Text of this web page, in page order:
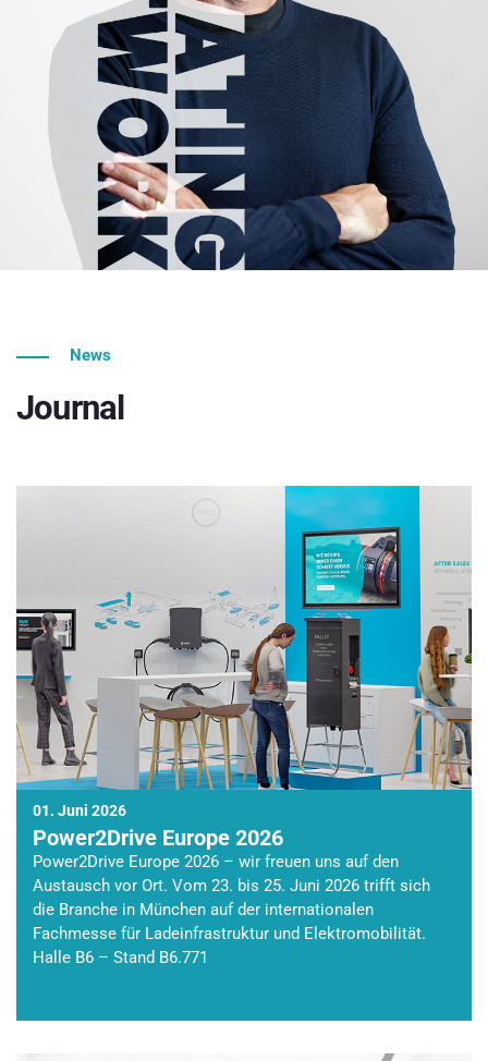
News
Journal
01. Juni 2026
Power2Drive Europe 2026
Power2Drive Europe 2026 – wir freuen uns auf den
Austausch vor Ort. Vom 23. bis 25. Juni 2026 trifft sich
die Branche in München auf der internationalen
Fachmesse für Ladeinfrastruktur und Elektromobilität.
Halle B6 – Stand B6.771